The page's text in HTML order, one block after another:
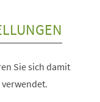
Sie sich damit